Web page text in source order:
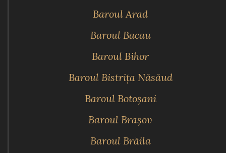
Baroul Arad
Baroul Bacau
Baroul Bihor
Baroul Bistriţa Năsăud
Baroul Botoşani
Baroul Braşov
Baroul Brăila